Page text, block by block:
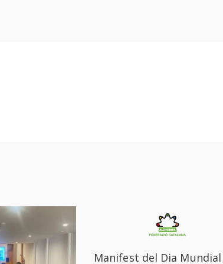
Manifest del Dia